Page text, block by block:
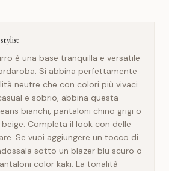
è una base tranquilla e versatile
Si abbina perfettamente
neutre che con colori più vivaci.
e sobrio, abbina questa
bianchi, pantaloni chino grigi o
Completa il look con delle
Se vuoi aggiungere un tocco di
sotto un blazer blu scuro o
color kaki. La tonalità